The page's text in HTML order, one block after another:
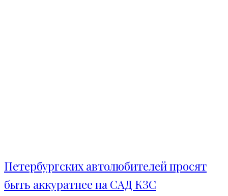
Петербургских автолюбителей просят
быть аккуратнее на САД КЗС